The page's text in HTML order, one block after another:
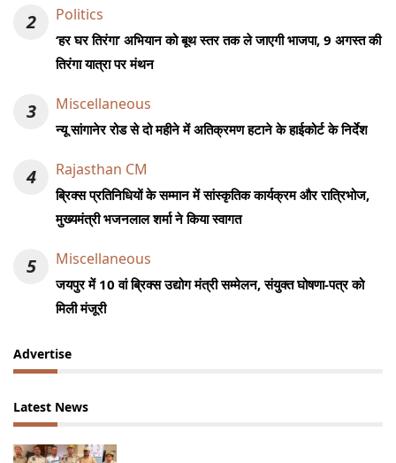
2 Politics
‘हर घर तिरंगा’ अभियान को बूथ स्तर तक ले जाएगी भाजपा, 9 अगस्त की
तिरंगा यात्रा पर मंथन
3 Miscellaneous
न्यू सांगानेर रोड से दो महीने में अतिक्रमण हटाने के हाईकोर्ट के निर्देश
4 Rajasthan CM
ब्रिक्स प्रतिनिधियों के सम्मान में सांस्कृतिक कार्यक्रम और रात्रिभोज,
मुख्यमंत्री भजनलाल शर्मा ने किया स्वागत
5 Miscellaneous
जयपुर में 10 वां ब्रिक्स उद्योग मंत्री सम्मेलन, संयुक्त घोषणा-पत्र को
मिली मंजूरी
Advertise
Latest News